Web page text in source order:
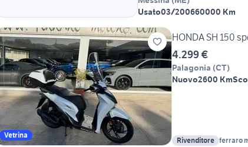
Usato03/200660000 Km
Vetrina
HONDA SH 150
4.299 €
Palagonia (CT)
Nuovo2600 Km
Rivenditore ferraro